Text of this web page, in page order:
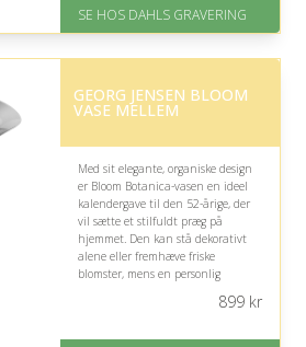
Levering: 2-3 dage
Fremragende Trustpilot rating
SE HOS DAHLS GRAVERING
GEORG JENSEN BLOOM
VASE MELLEM
Med sit elegante, organiske design
er Bloom Botanica-vasen en ideel
kalendergave til den 52-årige, der
vil sætte et stilfuldt præg på
hjemmet. Den kan stå dekorativt
alene eller fremhæve friske
blomster, mens en personlig
På lager
899kr